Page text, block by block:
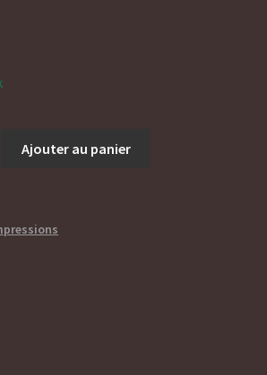
Ajouter au panier